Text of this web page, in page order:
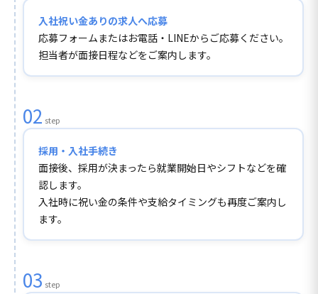
入社祝い金ありの求人へ応募
応募フォームまたはお電話・LINEからご応募ください。
担当者が面接日程などをご案内します。
02 step
採用・入社手続き
面接後、採用が決まったら就業開始日やシフトなどを確
認します。
入社時に祝い金の条件や支給タイミングも再度ご案内し
ます。
03 step